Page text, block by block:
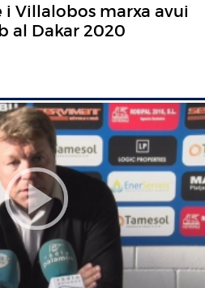
i Villalobos marxa avui
al Dakar 2020